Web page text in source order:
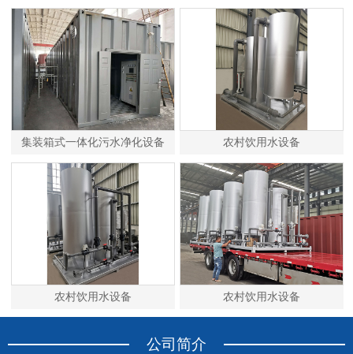
集装箱式一体化污水净化设备 农村饮用水设备
农村饮用水设备 农村饮用水设备
公司简介